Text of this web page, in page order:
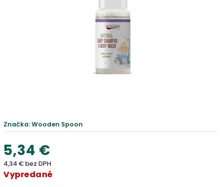
Značka:Wooden Spoon
5,34 €
4,34 € bez DPH
Vypredané